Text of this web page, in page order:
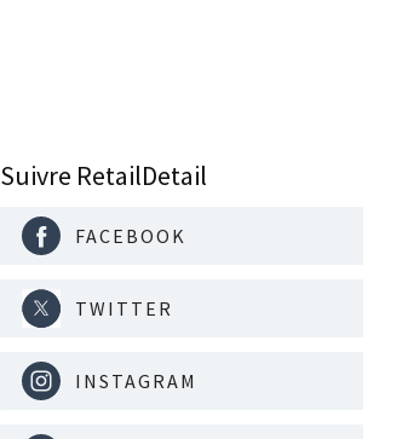
Suivre RetailDetail
FACEBOOK
TWITTER
INSTAGRAM